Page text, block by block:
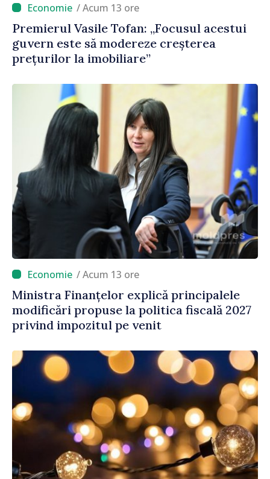
/ Acum 13 ore
Premierul Vasile Tofan: „Focusul acestui
guvern este să modereze creșterea
prețurilor la imobiliare”
/ Acum 13 ore
Ministra Finanțelor explică principalele
modificări propuse la politica fiscală 2027
privind impozitul pe venit